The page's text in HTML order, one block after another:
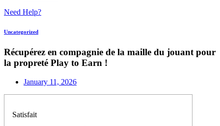
Need Help?
Uncategorized
Récupérez en compagnie de la maille du jouant pour
la propreté Play to Earn !
January 11, 2026
Satisfait